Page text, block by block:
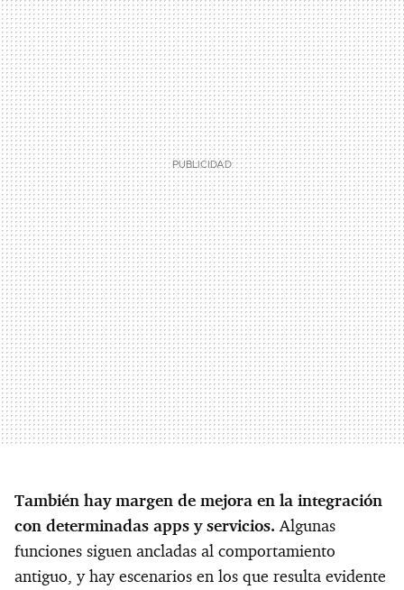
También hay margen de mejora en la integración
con determinadas apps y servicios. Algunas
funciones siguen ancladas al comportamiento
antiguo, y hay escenarios en los que resulta evidente